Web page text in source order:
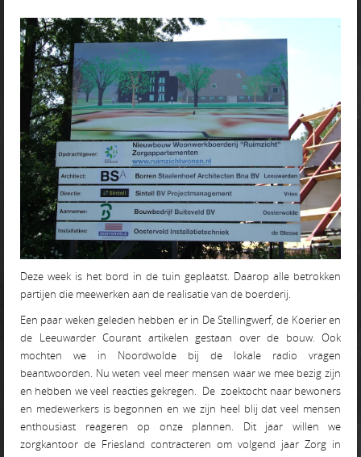
Deze week is het bord in de tuin geplaatst. Daarop alle betrokken
partijen die meewerken aan de realisatie van de boerderij.
Een paar weken geleden hebben er in De Stellingwerf, de Koerier en
de Leeuwarder Courant artikelen gestaan over de bouw. Ook
mochten we in Noordwolde bij de lokale radio vragen
beantwoorden. Nu weten veel meer mensen waar we mee bezig zijn
en hebben we veel reacties gekregen. De zoektocht naar bewoners
en medewerkers is begonnen en we zijn heel blij dat veel mensen
enthousiast reageren op onze plannen. Dit jaar willen we
zorgkantoor de Friesland contracteren om volgend jaar Zorg in